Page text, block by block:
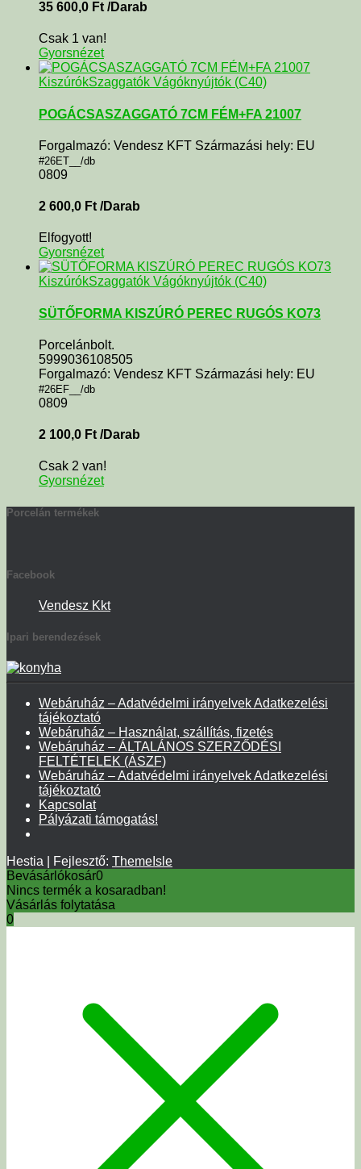
35 600,0 Ft /Darab
Csak 1 van!
Gyorsnézet
KiszúrókSzaggatók Vágóknyújtók (C40)
POGÁCSASZAGGATÓ 7CM FÉM+FA 21007
Forgalmazó: Vendesz KFT Származási hely: EU
#26ET__/db
0809
2 600,0 Ft /Darab
Elfogyott!
Gyorsnézet
KiszúrókSzaggatók Vágóknyújtók (C40)
SÜTŐFORMA KISZÚRÓ PEREC RUGÓS KO73
Porcelánbolt.
5999036108505
Forgalmazó: Vendesz KFT Származási hely: EU
#26EF__/db
0809
2 100,0 Ft /Darab
Csak 2 van!
Gyorsnézet
Porcelán termékek
Facebook
Vendesz Kkt
Ipari berendezések
Webáruház – Adatvédelmi irányelvek Adatkezelési
tájékoztató
Webáruház – Használat, szállítás, fizetés
Webáruház – ÁLTALÁNOS SZERZŐDÉSI
FELTÉTELEK (ÁSZF)
Webáruház – Adatvédelmi irányelvek Adatkezelési
tájékoztató
Kapcsolat
Pályázati támogatás!
Hestia | Fejlesztő: ThemeIsle
Bevásárlókosár0
Nincs termék a kosaradban!
Vásárlás folytatása
0